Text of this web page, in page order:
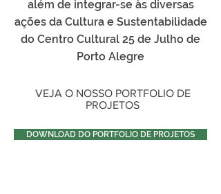
além de integrar-se às diversas
ações da Cultura e Sustentabilidade
do Centro Cultural 25 de Julho de
Porto Alegre
VEJA O NOSSO PORTFOLIO DE
PROJETOS
DOWNLOAD DO PORTFOLIO DE PROJETOS